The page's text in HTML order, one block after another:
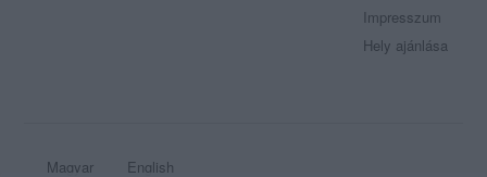
Impresszum
Hely ajánlása
Magyar English